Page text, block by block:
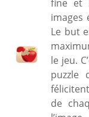
fine et
images
Le but
le jeu.
puzzle
de